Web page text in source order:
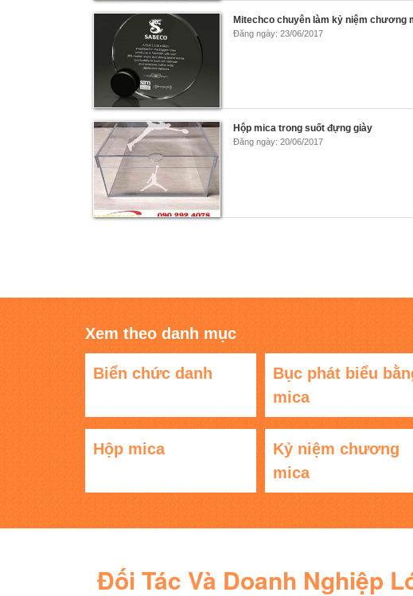
Mitechco chuyên làm kỷ niệm chương
Đăng ngày: 23/06/2017
Hộp mica trong suốt đựng giày
Đăng ngày: 20/06/2017
Xem theo danh mục
Biển chức danh
Bục phát biểu
mica
Hộp mica
Kỷ niệm chương
mica
Đối Tác Và Doanh Nghiệp